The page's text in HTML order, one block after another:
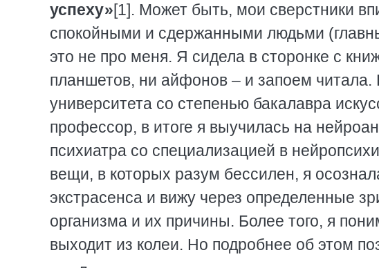
успеху»[1]. Может быть, мои сверстники
спокойными и сдержанными людьми
это не про меня. Я сидела в сторонке с
планшетов, ни айфонов – и запоем читала.
университета со степенью бакалавра
профессор, в итоге я выучилась на
психиатра со специализацией в
вещи, в которых разум бессилен, я
экстрасенса и вижу через определенные
организма и их причины. Более того, я
выходит из колеи. Но подробнее об этом